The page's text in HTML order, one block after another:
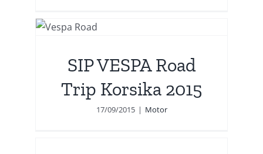
SIP VESPA Road
Trip Korsika 2015
17/09/2015 | Motor